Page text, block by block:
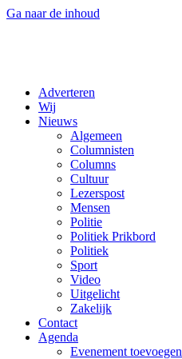
Ga naar de inhoud
Adverteren
Wij
Nieuws
Algemeen
Columnisten
Columns
Cultuur
Lezerspost
Mensen
Politie
Politiek Prikbord
Politiek
Sport
Video
Uitgelicht
Zakelijk
Contact
Agenda
Evenement toevoegen